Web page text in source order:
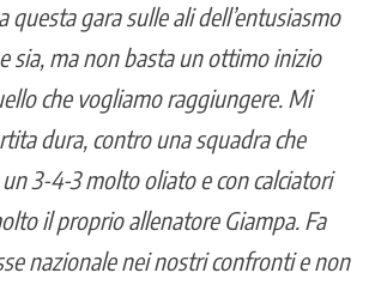
questa gara sulle ali dell’entusiasmo
sia, ma non basta un ottimo inizio
che vogliamo raggiungere. Mi
dura, contro una squadra che
3-4-3 molto oliato e con calciatori
il proprio allenatore Giampa. Fa
nazionale nei nostri confronti e non